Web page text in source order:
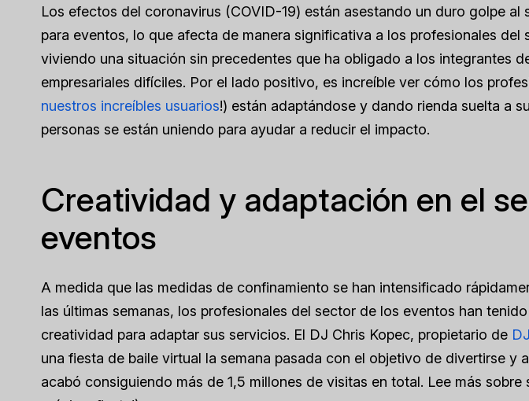
Los efectos del coronavirus (COVID-19) están asestando un duro golpe al
para eventos, lo que afecta de manera significativa a los profesionales del
viviendo una situación sin precedentes que ha obligado a los integrantes
empresariales difíciles. Por el lado positivo, es increíble ver cómo los
nuestros increíbles usuarios!) están adaptándose y dando rienda suelta a
personas se están uniendo para ayudar a reducir el impacto.
Creatividad y adaptación en el
eventos
A medida que las medidas de confinamiento se han intensificado
las últimas semanas, los profesionales del sector de los eventos han
creatividad para adaptar sus servicios. El DJ Chris Kopec, propietario de
una fiesta de baile virtual la semana pasada con el objetivo de divertirse y
acabó consiguiendo más de 1,5 millones de visitas en total. Lee más sobre